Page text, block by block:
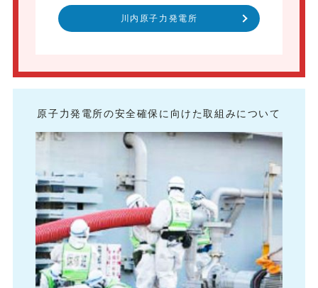
川内原子力発電所
原子力発電所の安全確保に向けた取組みについて